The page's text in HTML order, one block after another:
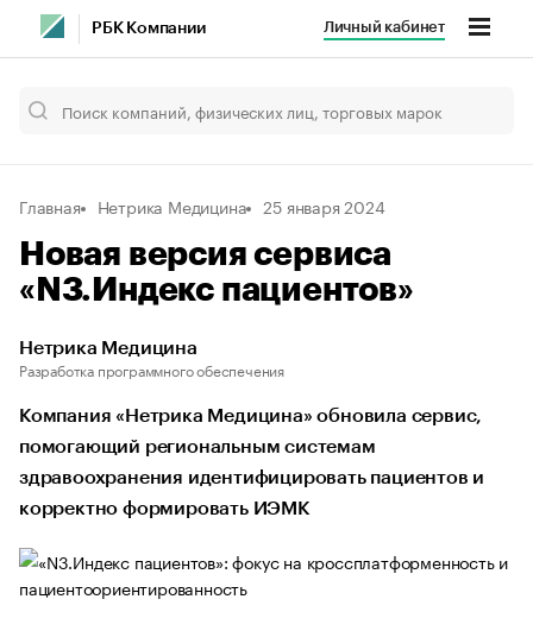
РБК Компании Личный кабинет
Главная Нетрика Медицина 25 января 2024
Новая версия сервиса
«N3.Индекс пациентов»
Нетрика Медицина
Разработка программного обеспечения
Компания «Нетрика Медицина» обновила сервис,
помогающий региональным системам
здравоохранения идентифицировать пациентов и
корректно формировать ИЭМК